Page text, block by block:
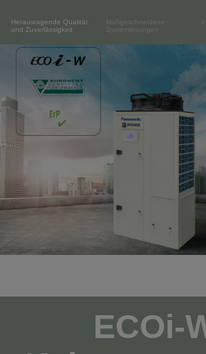
Herausragende Qualität
und Zuverlässigkeit
Maßgeschneiderte
Systemlösungen
ECOi-